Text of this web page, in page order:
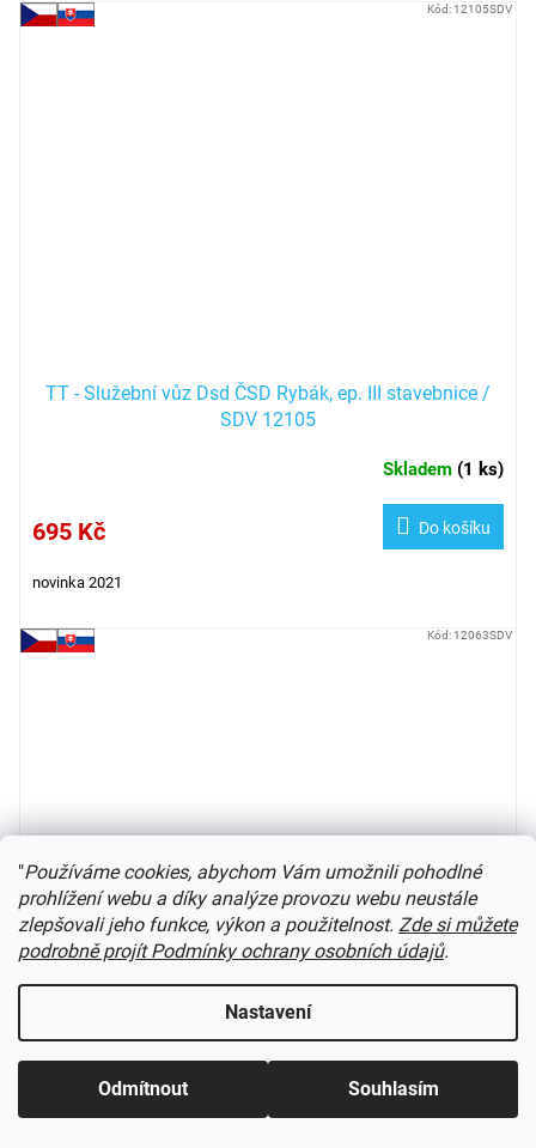
"Používáme cookies, abychom Vám umožnili pohodlné
prohlížení webu a díky analýze provozu webu neustále
zlepšovali jeho funkce, výkon a použitelnost. Zde si můžete
podrobně projít Podmínky ochrany osobních údajů.
Nastavení
Odmítnout Souhlasím
TT - Služební vůz Dsd ČSD Rybák, ep. III stavebnice /
SDV 12105
Skladem (1 ks)
695 Kč Do košíku
novinka 2021
Kód: 12105SDV
TT - Služební vůz Dsd ČSD Rybák, ep. IV, stavebnice /
SDV 12063
Skladem
Kód: 12063SDV